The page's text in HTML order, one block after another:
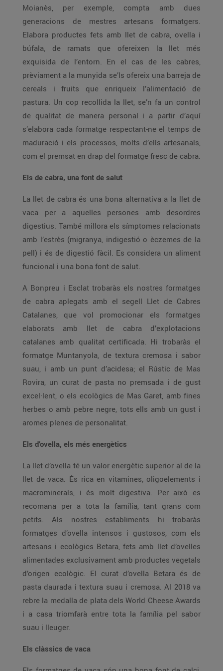
Moianès, per exemple, compta amb dues
generacions de mestres artesans formatgers.
Elabora productes fets amb llet de cabra, ovella i
búfala, de ramats que ofereixen la llet més
exquisida de l’entorn. En el cas de les cabres,
prèviament a la munyida se’ls ofereix una barreja de
cereals i fruits que enriqueix l’alimentació de
pastura. Un cop recollida la llet, se’n fa un control
de qualitat de manera personal i a partir d’aquí
s’elabora cada formatge respectant-ne el temps de
maduració i els processos, molts d’ells artesanals,
com el premsat en drap del formatge fresc de cabra.
Els de cabra, una font de salut
La llet de cabra és una bona alternativa a la llet de
vaca per a aquelles persones amb desordres
digestius. També millora els símptomes relacionats
amb l’estrès (migranya, indigestió o èczemes de la
pell) i és de digestió fàcil. Es considera un aliment
funcional i una bona font de salut.
A Bonpreu i Esclat trobaràs els nostres formatges
de cabra aplegats amb el segell Llet de Cabres
Catalanes, que vol promocionar els formatges
elaborats amb llet de cabra d’explotacions
catalanes amb qualitat certificada. Hi trobaràs el
formatge Muntanyola, de textura cremosa i sabor
suau, i amb un punt d’acidesa; el Rústic de Mas
Rovira, un curat de pasta no premsada i de gust
excel·lent, o els ecològics de Mas Garet, amb fines
herbes o amb pebre negre, tots ells amb un gust i
aromes plenes de personalitat.
Els d’ovella, els més energètics
La llet d’ovella té un valor energètic superior al de la
llet de vaca. És rica en vitamines, oligoelements i
macrominerals, i és molt digestiva. Per això es
recomana per a tota la família, tant grans com
petits. Als nostres establiments hi trobaràs
formatges d’ovella intensos i gustosos, com els
artesans i ecològics Betara, fets amb llet d’ovelles
alimentades exclusivament amb productes vegetals
d’origen ecològic. El curat d’ovella Betara és de
pasta daurada i textura suau i cremosa. Al 2018 va
rebre la medalla de plata dels World Cheese Awards
i a casa triomfarà entre tota la família pel sabor
suau i lleuger.
Els clàssics de vaca